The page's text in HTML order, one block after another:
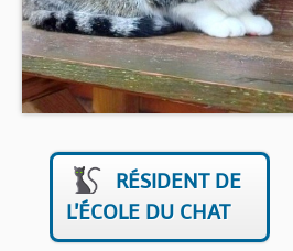
BOUTIQUE
FORUM
RÉSIDENT DE
L'ÉCOLE DU CHAT